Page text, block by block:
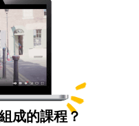
成的課程？